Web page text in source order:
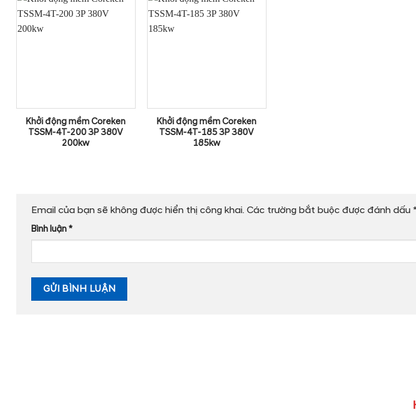
Khởi động mềm Coreken
TSSM-4T-200 3P 380V
200kw
Khởi động mềm Coreken
TSSM-4T-185 3P 380V
185kw
Email của bạn sẽ không được hiển thị công khai. Các trường bắt buộc được đánh dấu
Bình luận*